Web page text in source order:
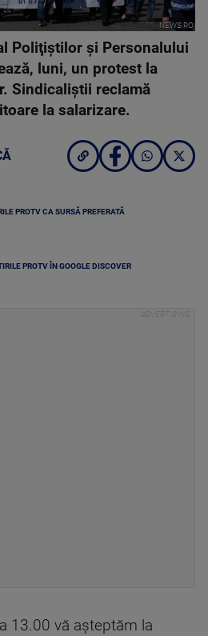
NEWS.RO
Poliţiştilor şi Personalului
luni, un protest la
Sindicaliştii reclamă
la salarizare.
PROTV CA SURSĂ PREFERATĂ
PROTV ÎN GOOGLE DISCOVER
13.00 vă aşteptăm la